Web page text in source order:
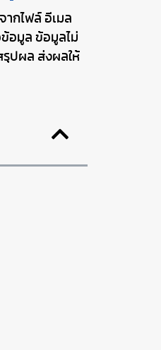
กไฟล์ อีเมล
ข้อมูล ข้อมูลไม่
รุปผล ส่งผลให้